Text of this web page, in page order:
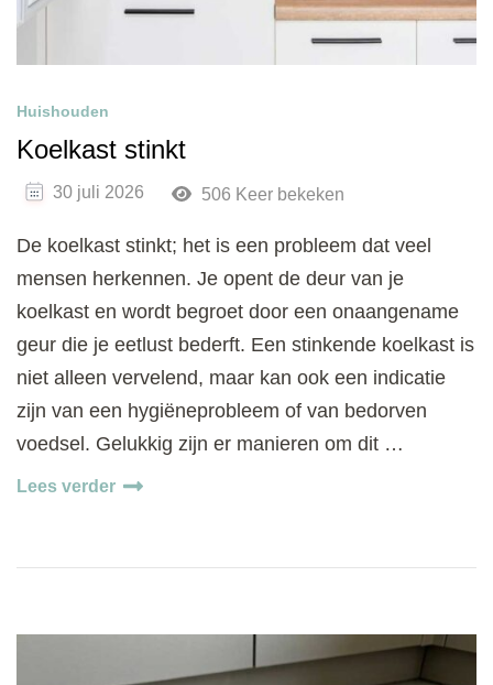
Huishouden
Koelkast stinkt
30 juli 2026 506 Keer bekeken
De koelkast stinkt; het is een probleem dat veel
mensen herkennen. Je opent de deur van je
koelkast en wordt begroet door een onaangename
geur die je eetlust bederft. Een stinkende koelkast is
niet alleen vervelend, maar kan ook een indicatie
zijn van een hygiëneprobleem of van bedorven
voedsel. Gelukkig zijn er manieren om dit …
Lees verder